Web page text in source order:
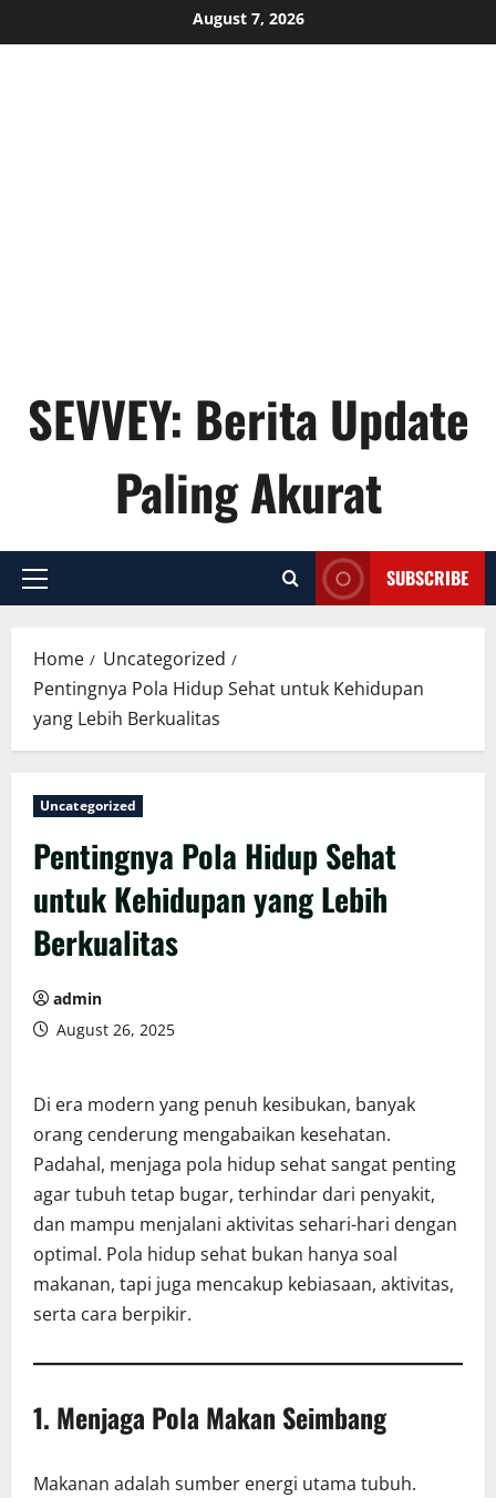
to
August 7, 2026
SEVVEY: Berita Update
Paling Akurat
Primary
SUBSCRIBE
Home
Uncategorized
Pentingnya Pola Hidup Sehat untuk Kehidupan
yang Lebih Berkualitas
Uncategorized
Pentingnya Pola Hidup Sehat
untuk Kehidupan yang Lebih
Berkualitas
admin
August 26, 2025
Di era modern yang penuh kesibukan, banyak
orang cenderung mengabaikan kesehatan.
Padahal, menjaga pola hidup sehat sangat penting
agar tubuh tetap bugar, terhindar dari penyakit,
dan mampu menjalani aktivitas sehari-hari dengan
optimal. Pola hidup sehat bukan hanya soal
makanan, tapi juga mencakup kebiasaan, aktivitas,
serta cara berpikir.
1. Menjaga Pola Makan Seimbang
Makanan adalah sumber energi utama tubuh.